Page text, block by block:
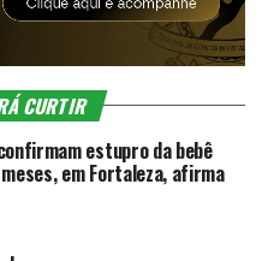
CURTIR
estupro da bebê
em Fortaleza, afirma